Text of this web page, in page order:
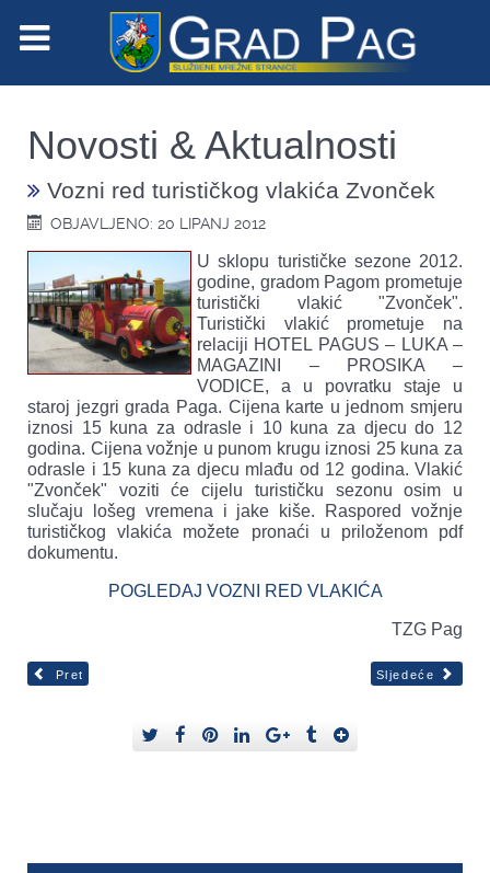
Novosti & Aktualnosti
Vozni red turističkog vlakića Zvonček
OBJAVLJENO: 20 LIPANJ 2012
U sklopu turističke sezone 2012.
godine, gradom Pagom prometuje
turistički vlakić "Zvonček".
Turistički vlakić prometuje na
relaciji HOTEL PAGUS – LUKA –
MAGAZINI – PROSIKA –
VODICE, a u povratku staje u
staroj jezgri grada Paga. Cijena karte u jednom smjeru
iznosi 15 kuna za odrasle i 10 kuna za djecu do 12
godina. Cijena vožnje u punom krugu iznosi 25 kuna za
odrasle i 15 kuna za djecu mlađu od 12 godina. Vlakić
"Zvonček" voziti će cijelu turističku sezonu osim u
slučaju lošeg vremena i jake kiše. Raspored vožnje
turističkog vlakića možete pronaći u priloženom pdf
dokumentu.
POGLEDAJ VOZNI RED VLAKIĆA
TZG Pag
Pret Sljedeće